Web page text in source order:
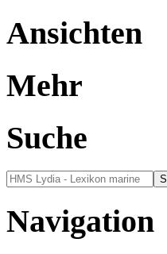
Ansichten
Mehr
Suche
Navigation